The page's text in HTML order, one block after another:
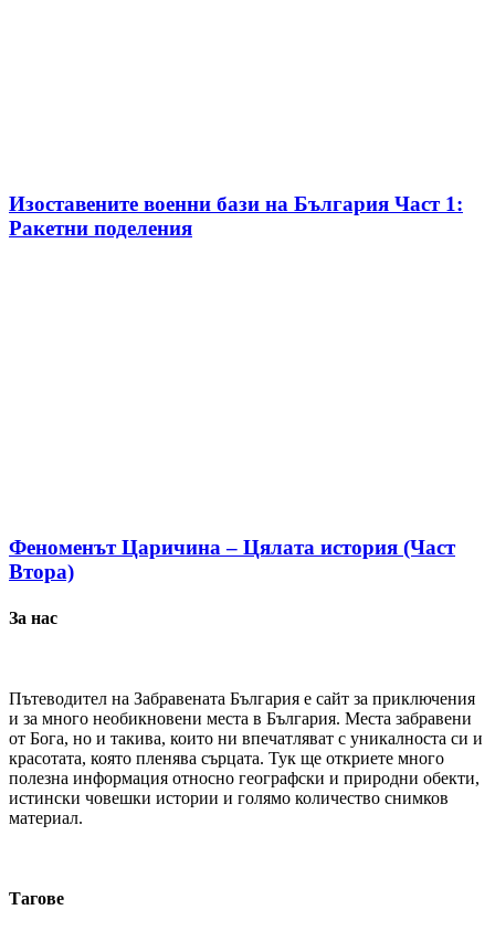
Изоставените военни бази на България Част 1:
Ракетни поделения
Феноменът Царичина – Цялата история (Част
Втора)
За нас
Пътеводител на Забравената България е сайт за приключения
и за много необикновени места в България. Места забравени
от Бога, но и такива, които ни впечатляват с уникалноста си и
красотата, която пленява сърцата. Тук ще откриете много
полезна информация относно географски и природни обекти,
истински човешки истории и голямо количество снимков
материал.
Тагове